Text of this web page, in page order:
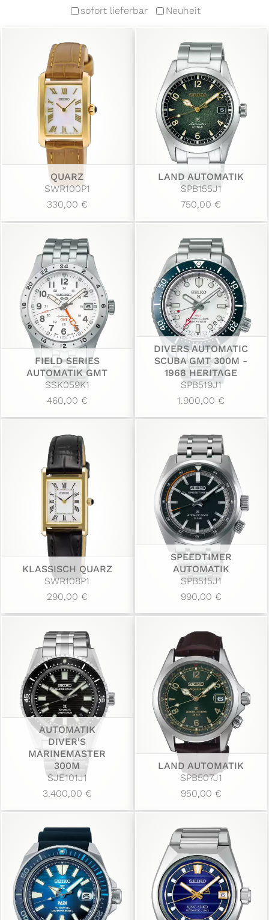
sofort lieferbar Neuheit
QUARZ
SWR100P1
330,00 €
LAND AUTOMATIK
SPB155J1
750,00 €
FIELD SERIES
AUTOMATIK GMT
SSK059K1
460,00 €
DIVERS AUTOMATIC
SCUBA GMT 300M -
1968 HERITAGE
SPB519J1
1.900,00 €
KLASSISCH QUARZ
SWR108P1
290,00 €
SPEEDTIMER
AUTOMATIK
SPB515J1
990,00 €
AUTOMATIK
DIVER'S
MARINEMASTER
300M
SJE101J1
3.400,00 €
LAND AUTOMATIK
SPB507J1
950,00 €